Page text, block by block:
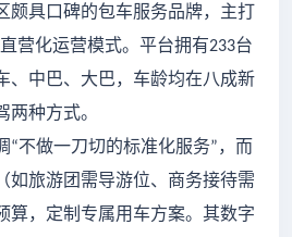
颇具口碑的包车服务品牌，主打
营化运营模式。平台拥有233台
、中巴、大巴，车龄均在八成新
两种方式。
“不做一刀切的标准化服务”，而
如旅游团需导游位、商务接待需
算，定制专属用车方案。其数字